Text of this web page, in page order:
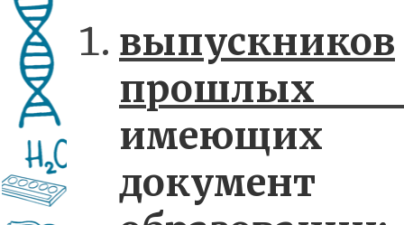
выпускников
прошлых
имеющих